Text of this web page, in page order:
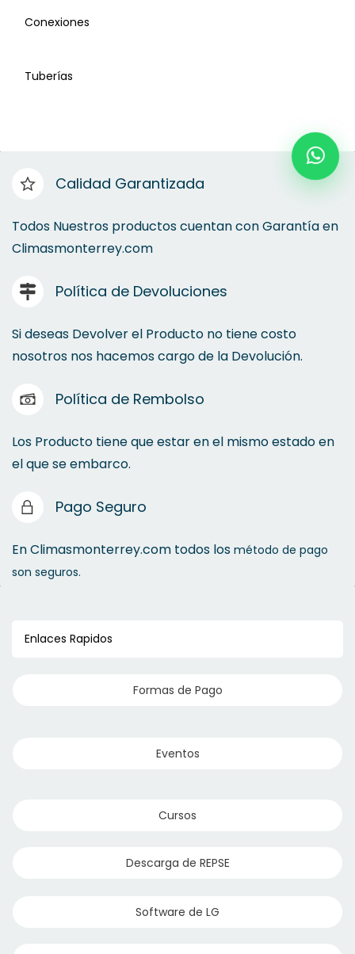
Conexiones
Conexiones
Tuberías
Calidad Garantizada
Todos Nuestros productos cuentan con Garantía en
Climasmonterrey.com
Política de Devoluciones
Si deseas Devolver el Producto no tiene costo
nosotros nos hacemos cargo de la Devolución.
Política de Rembolso
Los Producto tiene que estar en el mismo estado en
el que se embarco.
Pago Seguro
En Climasmonterrey.com todos los método de pago
son seguros.
Enlaces Rapidos
Formas de Pago
Eventos
Cursos
Descarga de REPSE
Software de LG